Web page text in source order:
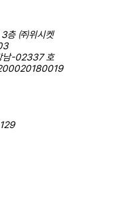
3층 ㈜위시켓
남-02337 호